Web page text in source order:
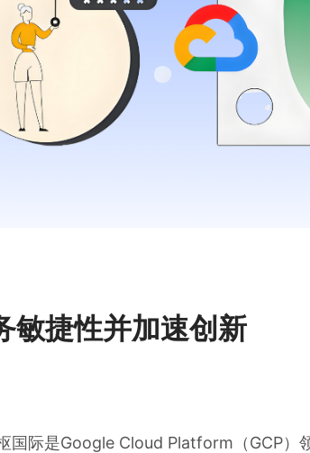
敏捷性并加速创新
国际是Google Cloud Platform（GCP）